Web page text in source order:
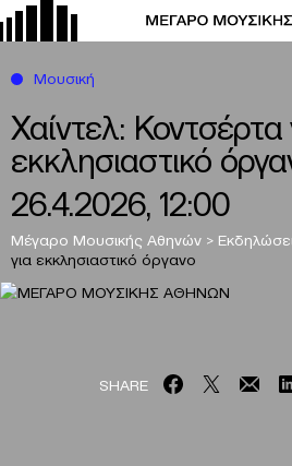
Χαίντελ: Κοντσέρτα
εκκλησιαστικό
26.4.2026, 12:00
Μέγαρο Μουσικής Αθηνών >
για εκκλησιαστικό όργανο
Μουσική
SHARE